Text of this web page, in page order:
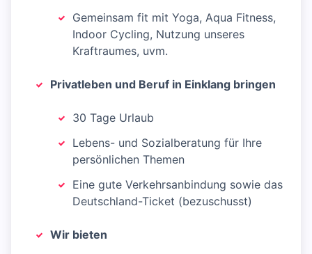
Gemeinsam fit mit Yoga, Aqua Fitness,
Indoor Cycling, Nutzung unseres
Kraftraumes, uvm.
Privatleben und Beruf in Einklang bringen
30 Tage Urlaub
Lebens- und Sozialberatung für Ihre
persönlichen Themen
Eine gute Verkehrsanbindung sowie das
Deutschland-Ticket (bezuschusst)
Wir bieten